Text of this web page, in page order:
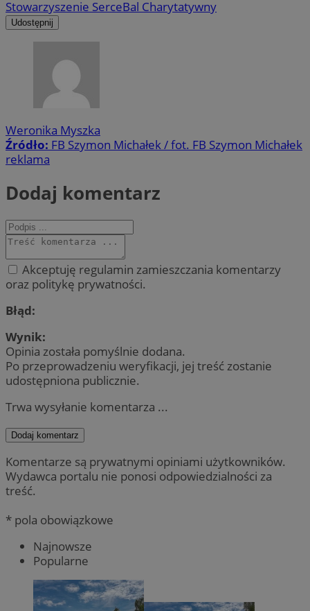
Stowarzyszenie SerceBal Charytatywny
Udostępnij
Weronika Myszka
Źródło: FB Szymon Michałek / fot. FB Szymon Michałek
reklama
Dodaj komentarz
Akceptuję regulamin zamieszczania komentarzy
oraz politykę prywatności.
Błąd:
Wynik:
Opinia została pomyślnie dodana.
Po przeprowadzeniu weryfikacji, jej treść zostanie
udostępniona publicznie.
Trwa wysyłanie komentarza ...
Dodaj komentarz
Komentarze są prywatnymi opiniami użytkowników.
Wydawca portalu nie ponosi odpowiedzialności za
treść.
* pola obowiązkowe
Najnowsze
Popularne